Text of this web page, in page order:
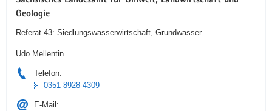
Geologie
Referat 43: Siedlungswasserwirtschaft, Grundwasser
Udo Mellentin
Telefon:
0351 8928-4309
E-Mail: